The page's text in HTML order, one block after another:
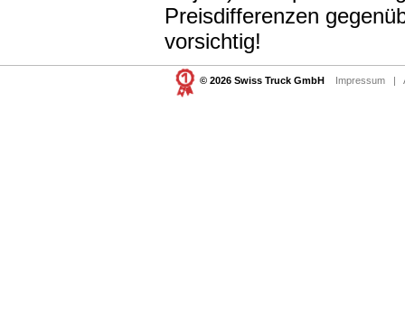
Preisdifferenzen
vorsichtig!
© 2026 Swiss Truck GmbH Impressum |